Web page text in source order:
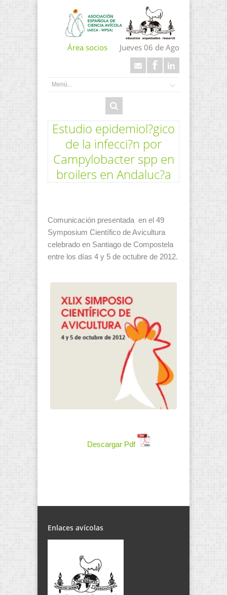
Área socios Jueves 06 de Ago
Estudio epidemiol?gico
de la infecci?n por
Campylobacter spp en
broilers en Andaluc?a
Comunicación presentada en el 49
Symposium Científico de Avicultura
celebrado en Santiago de Compostela
entre los días 4 y 5 de octubre de 2012.
Descargar Pdf
Enlaces avícolas